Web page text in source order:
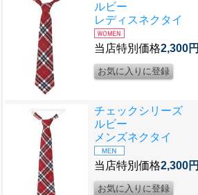
ルビー
レディスネクタイ
当店特別価格2,300円
チェックシリーズ
ルビー
メンズネクタイ
当店特別価格2,300円